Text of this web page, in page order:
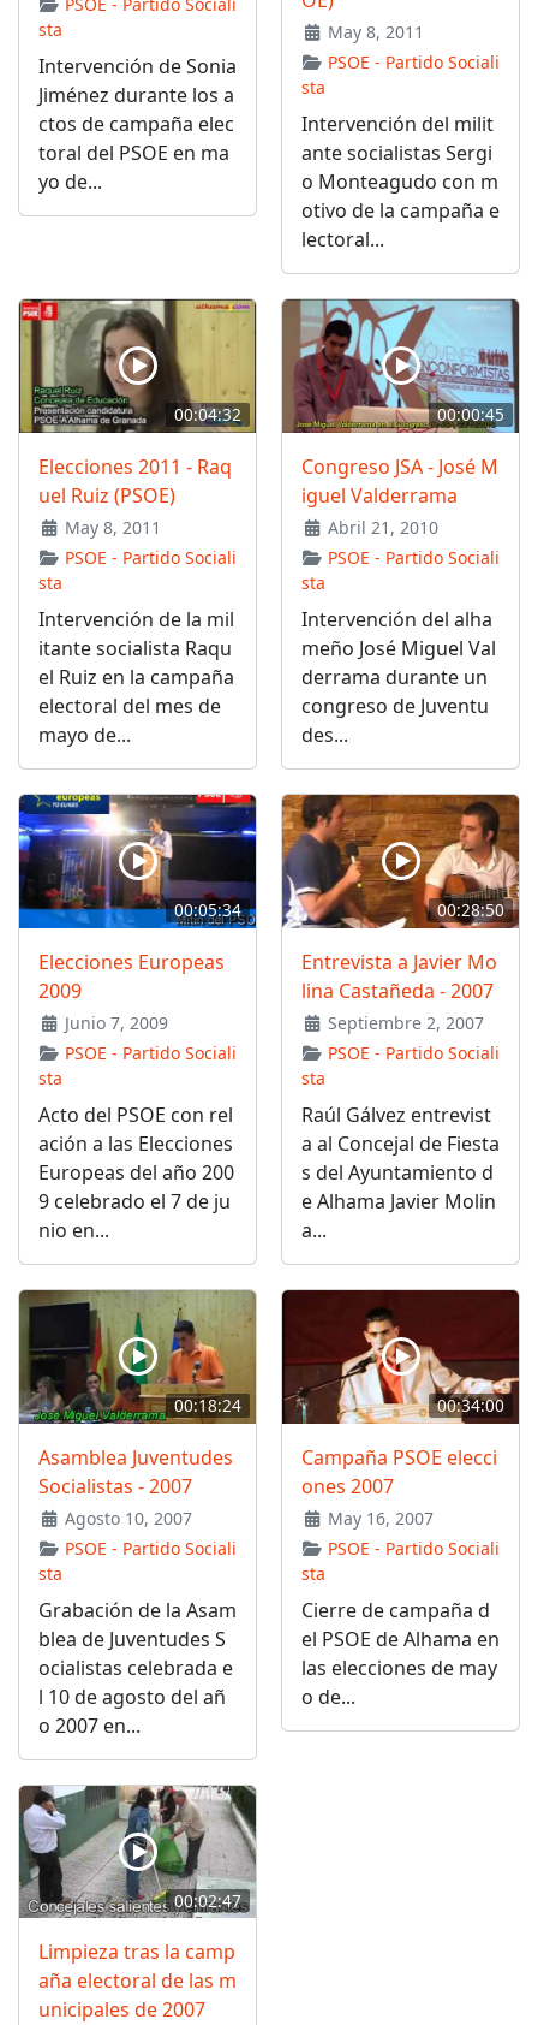
sta
Intervención de Sonia
Jiménez durante los a
ctos de campaña elec
toral del PSOE en ma
yo de...
May 8, 2011
PSOE - Partido Sociali
sta
Intervención del milit
ante socialistas Sergi
o Monteagudo con m
otivo de la campaña e
lectoral...
00:04:32
Elecciones 2011 - Raq
uel Ruiz (PSOE)
May 8, 2011
PSOE - Partido Sociali
sta
Intervención de la mil
itante socialista Raqu
el Ruiz en la campaña
electoral del mes de
mayo de...
00:00:45
Congreso JSA - José M
iguel Valderrama
Abril 21, 2010
PSOE - Partido Sociali
sta
Intervención del alha
meño José Miguel Val
derrama durante un
congreso de Juventu
des...
00:05:34
Elecciones Europeas
2009
Junio 7, 2009
PSOE - Partido Sociali
sta
Acto del PSOE con rel
ación a las Elecciones
Europeas del año 200
9 celebrado el 7 de ju
nio en...
00:28:50
Entrevista a Javier Mo
lina Castañeda - 2007
Septiembre 2, 2007
PSOE - Partido Sociali
sta
Raúl Gálvez entrevist
a al Concejal de Fiesta
s del Ayuntamiento d
e Alhama Javier Molin
a...
00:18:24
Asamblea Juventudes
Socialistas - 2007
Agosto 10, 2007
PSOE - Partido Sociali
sta
Grabación de la Asam
blea de Juventudes S
ocialistas celebrada e
l 10 de agosto del añ
o 2007 en...
00:34:00
Campaña PSOE elecci
ones 2007
May 16, 2007
PSOE - Partido Sociali
sta
Cierre de campaña d
el PSOE de Alhama en
las elecciones de may
o de...
00:02:47
Limpieza tras la camp
aña electoral de las m
unicipales de 2007